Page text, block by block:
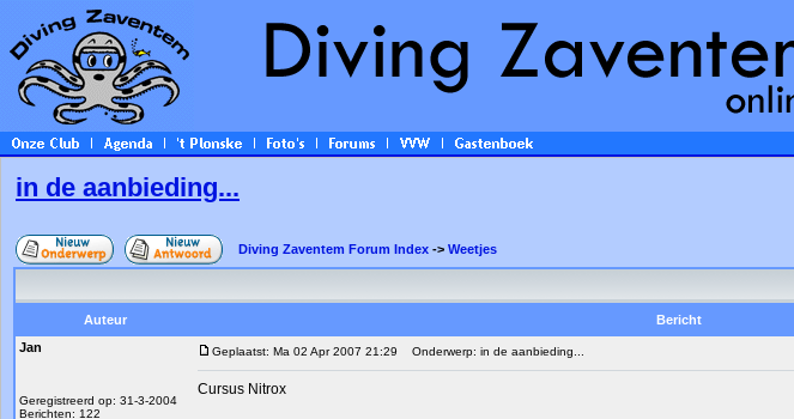
in de aanbieding...
Diving Zaventem Forum Index -> Weetjes
Auteur
Bericht
Jan
Geregistreerd op: 31-3-2004
Berichten: 122
Geplaatst: Ma 02 Apr 2007 21:29 Onderwerp: in de aanbieding...
Cursus Nitrox